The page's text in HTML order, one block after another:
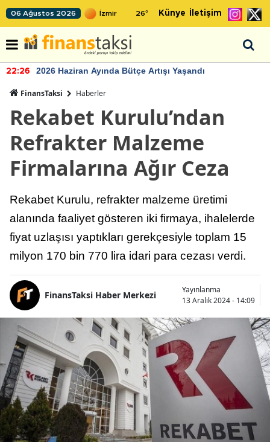
06 Ağustos 2026 26° Künye İletişim
22:26 2026 Haziran Ayında Bütçe Artışı Yaşandı
FinansTaksi Haberler
Rekabet Kurulu’ndan
Refrakter Malzeme
Firmalarına Ağır Ceza
Rekabet Kurulu, refrakter malzeme üretimi
alanında faaliyet gösteren iki firmaya, ihalelerde
fiyat uzlaşısı yaptıkları gerekçesiyle toplam 15
milyon 170 bin 770 lira idari para cezası verdi.
FinansTaksi Haber Merkezi
Yayınlanma
13 Aralık 2024 - 14:09